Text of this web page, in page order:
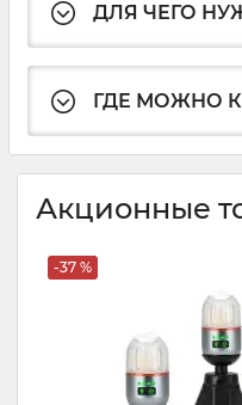
ДЛЯ ЧЕГО
ГДЕ МОЖНО
Акционные
-37 %